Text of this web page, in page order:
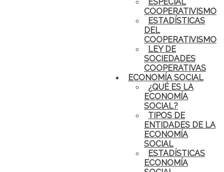
COOPERATIVISMO
ESTADÍSTICAS
DEL
COOPERATIVISMO
LEY DE
SOCIEDADES
COOPERATIVAS
ECONOMÍA SOCIAL
¿QUÉ ES LA
ECONOMÍA
SOCIAL?
TIPOS DE
ENTIDADES DE LA
ECONOMÍA
SOCIAL
ESTADÍSTICAS
ECONOMÍA